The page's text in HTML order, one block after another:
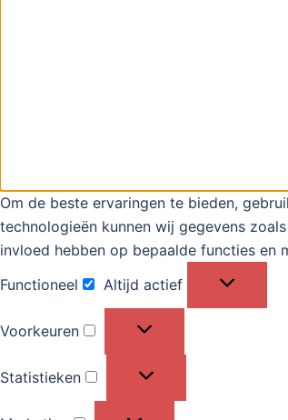
Om de beste ervaringen te bieden,
technologieën kunnen wij gegevens
invloed hebben op bepaalde functies en
Functioneel
Functioneel
Altijd actief
Voorkeuren
Statistieken